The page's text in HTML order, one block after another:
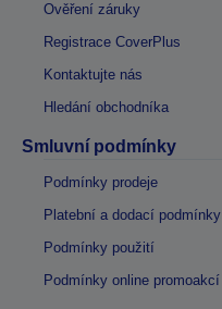
Ověření záruky
Registrace CoverPlus
Kontaktujte nás
Hledání obchodníka
Smluvní podmínky
Podmínky prodeje
Platební a dodací podmínky
Podmínky použití
Podmínky online promoakcí